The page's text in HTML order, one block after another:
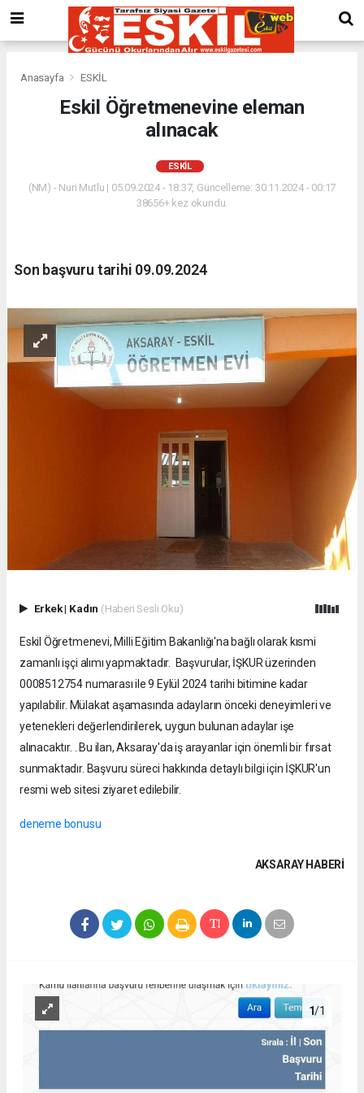
Anasayfa ESKİL
Eskil Öğretmenevine eleman
alınacak
ESKİL
(NM) - Nuri Mutlu | 05.09.2024 - 18:37, Güncelleme: 30.11.2024 - 00:17
38656+ kez okundu.
Son başvuru tarihi 09.09.2024
Erkek| Kadın (Haberi Sesli Oku)
Eskil Öğretmenevi, Milli Eğitim Bakanlığı'na bağlı olarak kısmi
zamanlı işçi alımı yapmaktadır. Başvurular, İŞKUR üzerinden
0008512754 numarası ile 9 Eylül 2024 tarihi bitimine kadar
yapılabilir. Mülakat aşamasında adayların önceki deneyimleri ve
yetenekleri değerlendirilerek, uygun bulunan adaylar işe
alınacaktır. . Bu ilan, Aksaray'da iş arayanlar için önemli bir fırsat
sunmaktadır. Başvuru süreci hakkında detaylı bilgi için İŞKUR'un
resmi web sitesi ziyaret edilebilir.
deneme bonusu
AKSARAY HABERİ
1/1